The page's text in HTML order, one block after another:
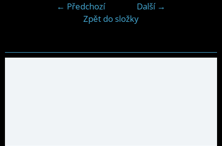
← Předchozí
Další →
Zpět do složky